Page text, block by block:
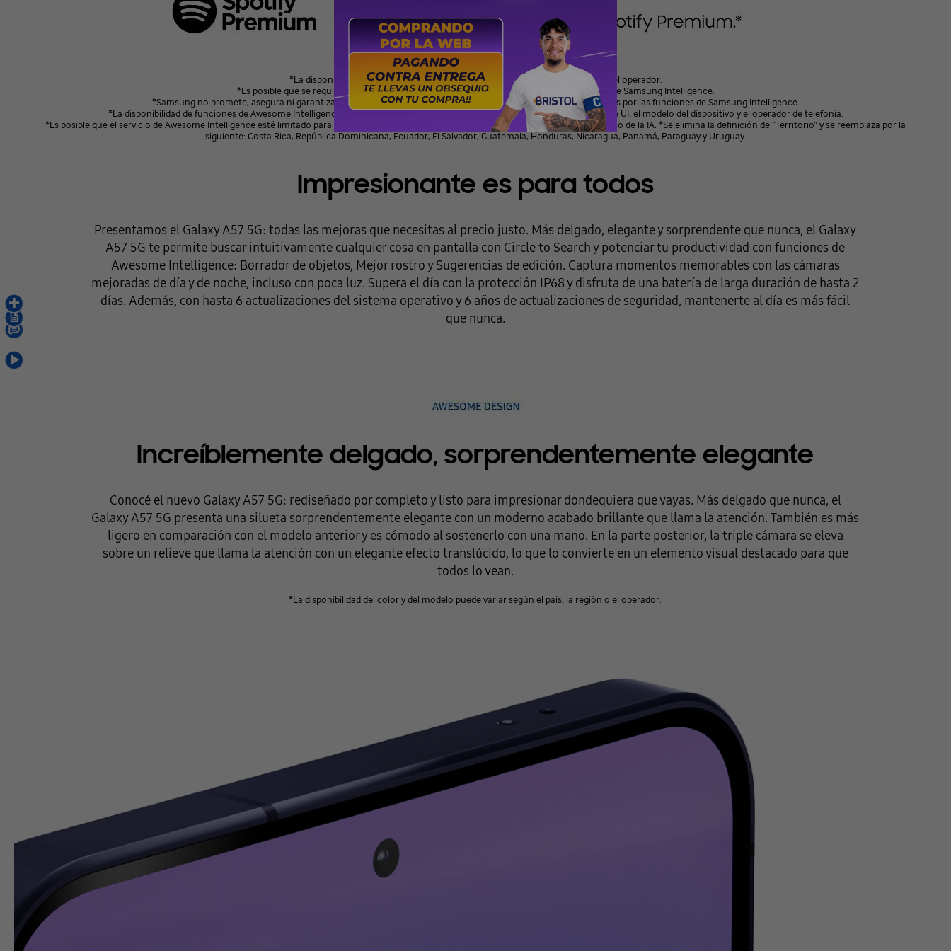
* Imagen simulada. Las UX/UI reales pueden diferir.
*La disponibilidad del color y del modelo puede variar según el país, la región o el operador.
*Es posible que se requiera el inicio de sesión en Samsung Account para ciertas funciones de Samsung Intelligence.
*Samsung no promete, asegura ni garantiza la exactitud, integridad ni fiabilidad de los resultados proporcionados por las funciones de Samsung Intelligence.
*La disponibilidad de funciones de Awesome Intelligence depende de la región/del país, la versión del sistema operativo/One UI, el modelo del dispositivo y el operador de telefonía.
*Es posible que el servicio de Awesome Intelligence esté limitado para los menores en ciertas regiones con restricciones de edad para el uso de la IA. *Se elimina la definición de “Territorio” y se reemplaza por la
siguiente: Costa Rica, República Dominicana, Ecuador, El Salvador, Guatemala, Honduras, Nicaragua, Panamá, Paraguay y Uruguay.
Impresionante es para todos
Presentamos el Galaxy A57 5G: todas las mejoras que necesitas al precio justo. Más delgado, elegante y sorprendente que nunca, el Galaxy
A57 5G te permite buscar intuitivamente cualquier cosa en pantalla con Circle to Search y potenciar tu productividad con funciones de
Awesome Intelligence: Borrador de objetos, Mejor rostro y Sugerencias de edición. Captura momentos memorables con las cámaras
mejoradas de día y de noche, incluso con poca luz. Supera el día con la protección IP68 y disfruta de una batería de larga duración de hasta 2
días. Además, con hasta 6 actualizaciones del sistema operativo y 6 años de actualizaciones de seguridad, mantenerte al día es más fácil
que nunca.
Increíblemente delgado, sorprendentemente elegante
Conocé el nuevo Galaxy A57 5G: rediseñado por completo y listo para impresionar dondequiera que vayas. Más delgado que nunca, el
Galaxy A57 5G presenta una silueta sorprendentemente elegante con un moderno acabado brillante que llama la atención. También es más
ligero en comparación con el modelo anterior y es cómodo al sostenerlo con una mano. En la parte posterior, la triple cámara se eleva
sobre un relieve que llama la atención con un elegante efecto translúcido, lo que lo convierte en un elemento visual destacado para que
todos lo vean.
*La disponibilidad del color y del modelo puede variar según el país, la región o el operador.